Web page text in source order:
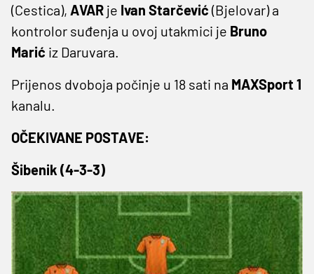
(Cestica), AVAR je Ivan Starčević (Bjelovar) a
kontrolor suđenja u ovoj utakmici je Bruno
Marić iz Daruvara.
Prijenos dvoboja počinje u 18 sati na MAXSport 1
kanalu.
OČEKIVANE POSTAVE:
Šibenik (4-3-3)